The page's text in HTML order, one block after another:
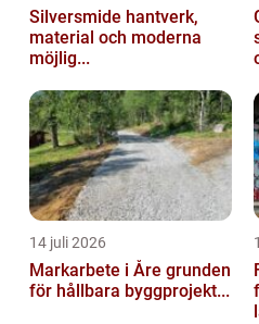
Silversmide hantverk,
material och moderna
möjlig...
14 juli 2026
Markarbete i Åre grunden
för hållbara byggprojekt...